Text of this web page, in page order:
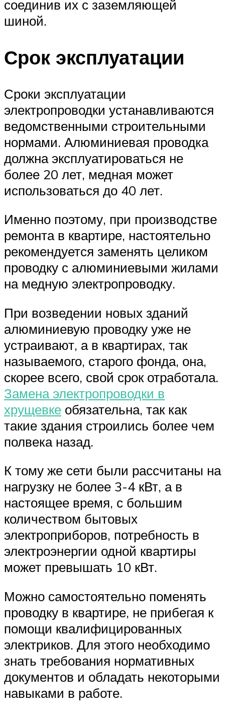
соединив их с заземляющей
шиной.
Срок эксплуатации
Сроки эксплуатации
электропроводки устанавливаются
ведомственными строительными
нормами. Алюминиевая проводка
должна эксплуатироваться не
более 20 лет, медная может
использоваться до 40 лет.
Именно поэтому, при производстве
ремонта в квартире, настоятельно
рекомендуется заменять целиком
проводку с алюминиевыми жилами
на медную электропроводку.
При возведении новых зданий
алюминиевую проводку уже не
устраивают, а в квартирах, так
называемого, старого фонда, она,
скорее всего, свой срок отработала.
Замена электропроводки в
хрущевке обязательна, так как
такие здания строились более чем
полвека назад.
К тому же сети были рассчитаны на
нагрузку не более 3-4 кВт, а в
настоящее время, с большим
количеством бытовых
электроприборов, потребность в
электроэнергии одной квартиры
может превышать 10 кВт.
Можно самостоятельно поменять
проводку в квартире, не прибегая к
помощи квалифицированных
электриков. Для этого необходимо
знать требования нормативных
документов и обладать некоторыми
навыками в работе.